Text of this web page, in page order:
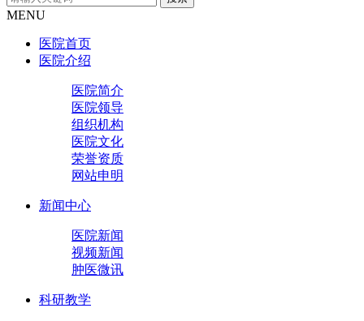
MENU
医院首页
医院介绍
医院简介
医院领导
组织机构
医院文化
荣誉资质
网站申明
新闻中心
医院新闻
视频新闻
肿医微讯
科研教学